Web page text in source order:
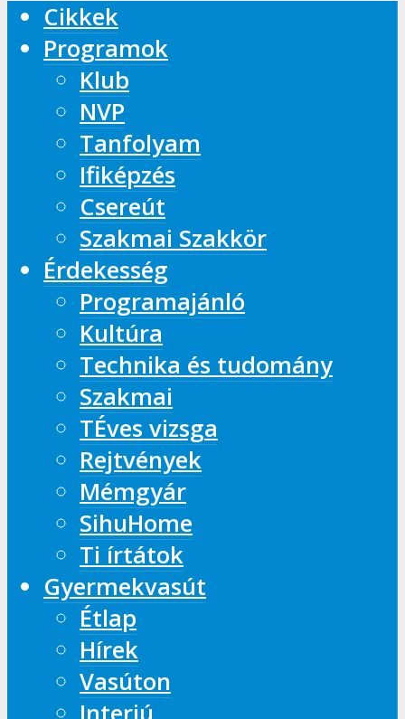
Cikkek
Programok
Klub
NVP
Tanfolyam
Ifiképzés
Csereút
Szakmai Szakkör
Érdekesség
Programajánló
Kultúra
Technika és tudomány
Szakmai
TÉves vizsga
Rejtvények
Mémgyár
SihuHome
Ti írtátok
Gyermekvasút
Étlap
Hírek
Vasúton